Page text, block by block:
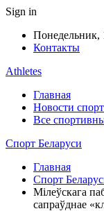
Sign in
Понедельник,
Контакты
Athletes
Главная
Новости
Все
Спорт Беларуси
Главная
Спорт
Мілеўскага
сапраўднае